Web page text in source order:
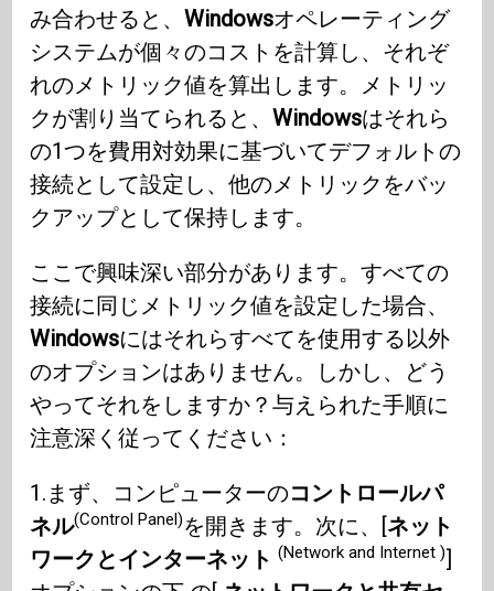
み合わせると、Windowsオペレーティング
システムが個々のコストを計算し、それぞ
れのメトリック値を算出します。メトリッ
クが割り当てられると、Windowsはそれら
の1つを費用対効果に基づいてデフォルトの
接続として設定し、他のメトリックをバッ
クアップとして保持します。
ここで興味深い部分があります。すべての
接続に同じメトリック値を設定した場合、
Windowsにはそれらすべてを使用する以外
のオプションはありません。しかし、どう
やってそれをしますか？与えられた手順に
注意深く従ってください：
1.まず、コンピューターのコントロールパ
ネル(Control Panel)を開きます。次に、[ネット
ワークとインターネット(Network and Internet )]